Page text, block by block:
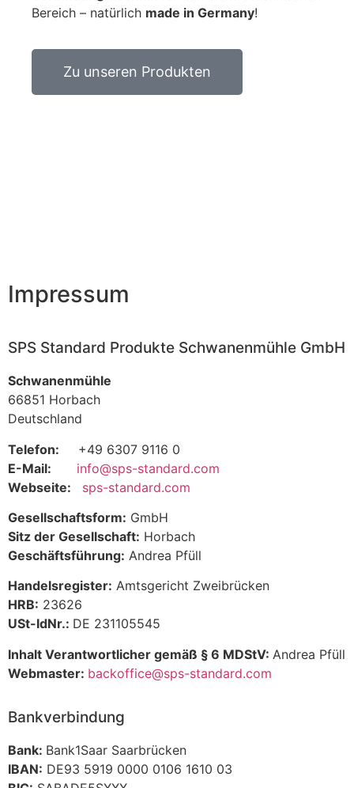
Bereich – natürlich made in Germany!
Zu unseren Produkten
Impressum
SPS Standard Produkte Schwanenmühle GmbH
Schwanenmühle
66851 Horbach
Deutschland
Telefon: +49 6307 9116 0
E-Mail: info@sps-standard.com
Webseite:
sps-standard.com
Gesellschaftsform: GmbH
Sitz der Gesellschaft: Horbach
Geschäftsführung: Andrea Pfüll
Handelsregister: Amtsgericht Zweibrücken
HRB: 23626
USt-IdNr.: DE 231105545
Inhalt Verantwortlicher gemäß § 6 MDStV: Andrea Pfüll
Webmaster: backoffice@sps-standard.com
Bankverbindung
Bank: Bank1Saar Saarbrücken
IBAN: DE93 5919 0000 0106 1610 03